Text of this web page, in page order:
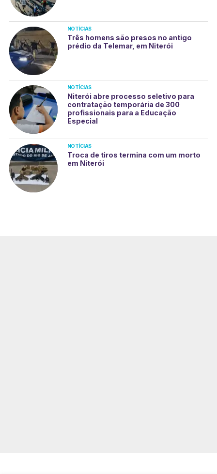
NOTÍCIAS
Três homens são presos no antigo
prédio da Telemar, em Niterói
NOTÍCIAS
Niterói abre processo seletivo para
contratação temporária de 300
profissionais para a Educação
Especial
NOTÍCIAS
Troca de tiros termina com um morto
em Niterói